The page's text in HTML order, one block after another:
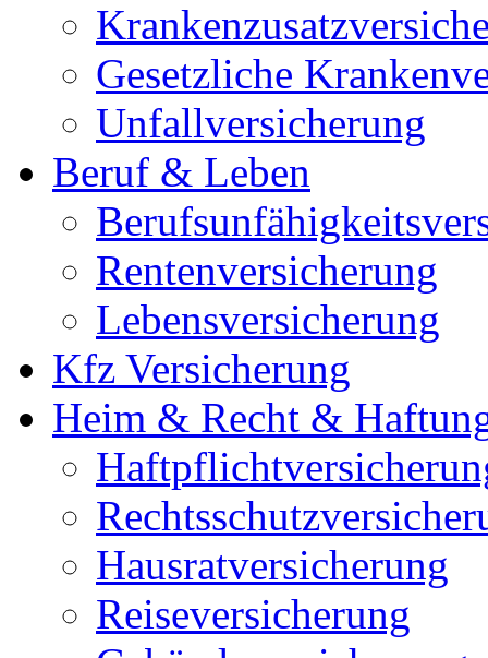
Gesetzliche
Unfallversicherung
Beruf & Leben
Rentenversicherung
Lebensversicherung
Kfz Versicherung
Heim & Recht &
Hausratversicherung
Reiseversicherung